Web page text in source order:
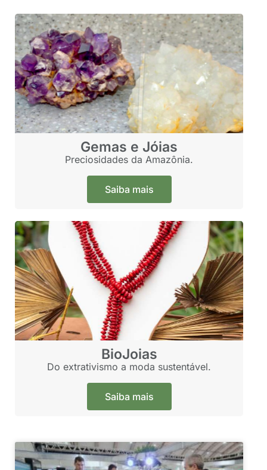
Gemas e Jóias
Preciosidades da Amazônia.
Saiba mais
BioJoias
Do extrativismo a moda sustentável.
Saiba mais